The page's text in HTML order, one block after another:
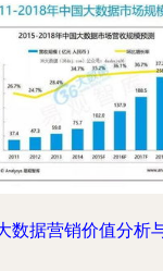
数据营销价值分析